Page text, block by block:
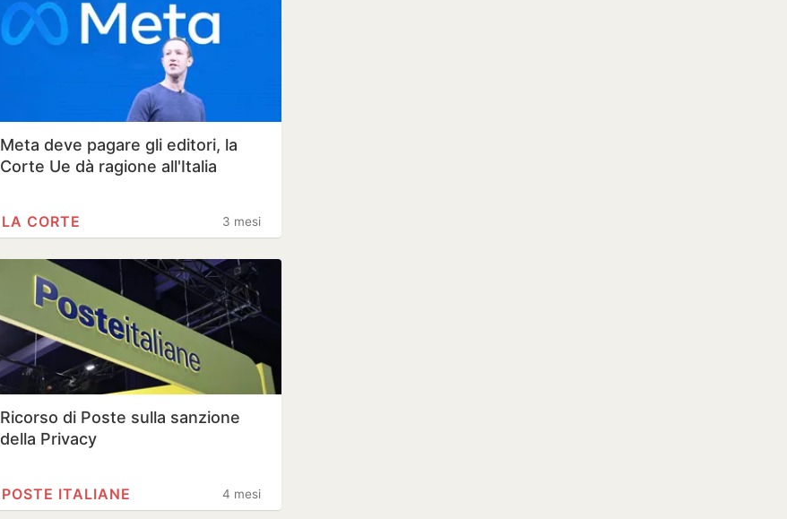
Meta deve pagare gli editori, la
Corte Ue dà ragione all'Italia
3 mesi
LA CORTE
Ricorso di Poste sulla sanzione
della Privacy
4 mesi
POSTE ITALIANE